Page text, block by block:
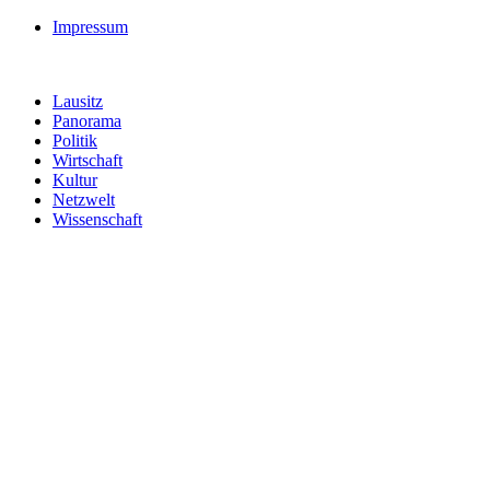
Impressum
Lausitz
Panorama
Politik
Wirtschaft
Kultur
Netzwelt
Wissenschaft